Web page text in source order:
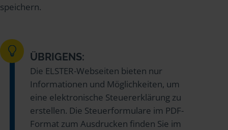
speichern.
ÜBRIGENS:
Die ELSTER-Webseiten bieten nur
Informationen und Möglichkeiten, um
eine elektronische Steuererklärung zu
erstellen. Die Steuerformulare im PDF-
Format zum Ausdrucken finden Sie im